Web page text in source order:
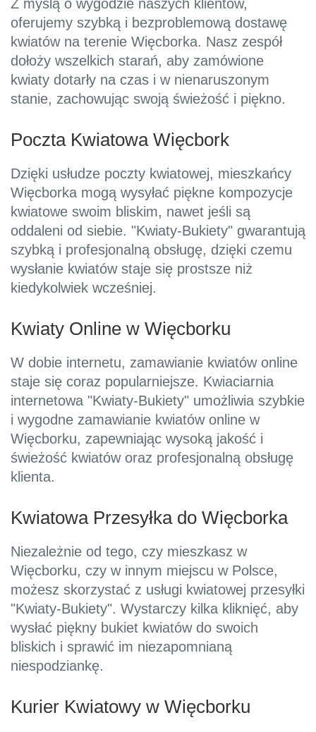
Z myślą o wygodzie naszych klientów,
oferujemy szybką i bezproblemową dostawę
kwiatów na terenie Więcborka. Nasz zespół
dołoży wszelkich starań, aby zamówione
kwiaty dotarły na czas i w nienaruszonym
stanie, zachowując swoją świeżość i piękno.
Poczta Kwiatowa Więcbork
Dzięki usłudze poczty kwiatowej, mieszkańcy
Więcborka mogą wysyłać piękne kompozycje
kwiatowe swoim bliskim, nawet jeśli są
oddaleni od siebie. "Kwiaty-Bukiety" gwarantują
szybką i profesjonalną obsługę, dzięki czemu
wysłanie kwiatów staje się prostsze niż
kiedykolwiek wcześniej.
Kwiaty Online w Więcborku
W dobie internetu, zamawianie kwiatów online
staje się coraz popularniejsze. Kwiaciarnia
internetowa "Kwiaty-Bukiety" umożliwia szybkie
i wygodne zamawianie kwiatów online w
Więcborku, zapewniając wysoką jakość i
świeżość kwiatów oraz profesjonalną obsługę
klienta.
Kwiatowa Przesyłka do Więcborka
Niezależnie od tego, czy mieszkasz w
Więcborku, czy w innym miejscu w Polsce,
możesz skorzystać z usługi kwiatowej przesyłki
"Kwiaty-Bukiety". Wystarczy kilka kliknięć, aby
wysłać piękny bukiet kwiatów do swoich
bliskich i sprawić im niezapomnianą
niespodziankę.
Kurier Kwiatowy w Więcborku